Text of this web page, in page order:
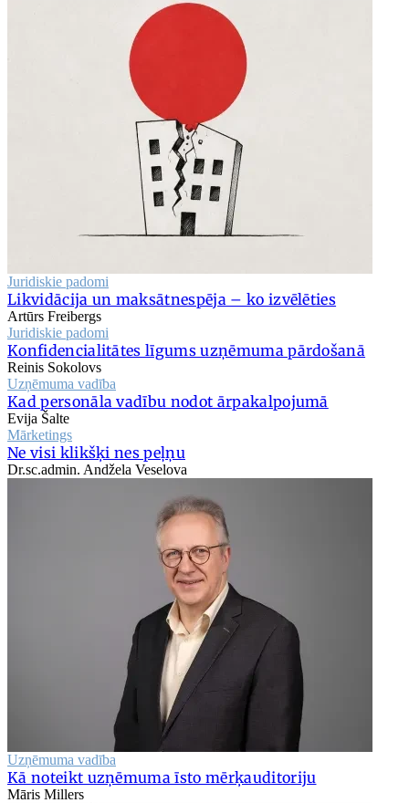
Juridiskie padomi
Likvidācija un maksātnespēja – ko izvēlēties
Artūrs Freibergs
Juridiskie padomi
Konfidencialitātes līgums uzņēmuma pārdošanā
Reinis Sokolovs
Uzņēmuma vadība
Kad personāla vadību nodot ārpakalpojumā
Evija Šalte
Mārketings
Ne visi klikšķi nes peļņu
Dr.sc.admin. Andžela Veselova
Uzņēmuma vadība
Kā noteikt uzņēmuma īsto mērķauditoriju
Māris Millers